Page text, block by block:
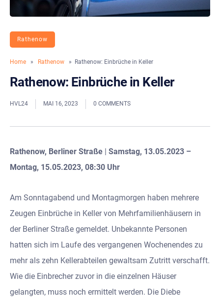
Rathenow
Home » Rathenow » Rathenow: Einbrüche in Keller
Rathenow: Einbrüche in Keller
HVL24 MAI 16, 2023 0 COMMENTS
Rathenow, Berliner Straße | Samstag, 13.05.2023 –
Montag, 15.05.2023, 08:30 Uhr
Am Sonntagabend und Montagmorgen haben mehrere
Zeugen Einbrüche in Keller von Mehrfamilienhäusern in
der Berliner Straße gemeldet. Unbekannte Personen
hatten sich im Laufe des vergangenen Wochenendes zu
mehr als zehn Kellerabteilen gewaltsam Zutritt verschafft.
Wie die Einbrecher zuvor in die einzelnen Häuser
gelangten, muss noch ermittelt werden. Die Diebe